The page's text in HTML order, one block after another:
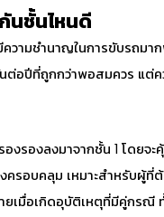
นชั้นไหนดี
ามชำนาญในการขับรถมา
ต่อปีที่ถูกกว่าพอสมควร แต่
งรองลงมาจากชั้น 1 โดย
รอบคลุม เหมาะสำหรับผู้
เมื่อเกิดอุบัติเหตุที่มีคู่กรณี